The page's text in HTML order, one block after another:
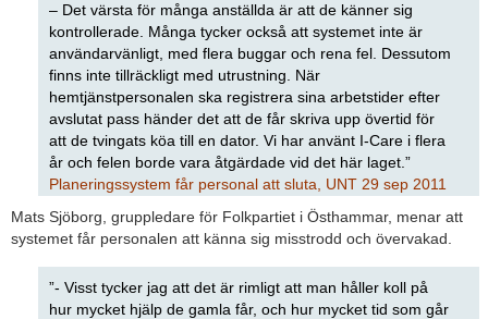
– Det värsta för många anställda är att de känner sig
kontrollerade. Många tycker också att systemet inte är
användarvänligt, med flera buggar och rena fel. Dessutom
finns inte tillräckligt med utrustning. När
hemtjänstpersonalen ska registrera sina arbetstider efter
avslutat pass händer det att de får skriva upp övertid för
att de tvingats köa till en dator. Vi har använt I-Care i flera
år och felen borde vara åtgärdade vid det här laget.”
Planeringssystem får personal att sluta, UNT 29 sep 2011
Mats Sjöborg, gruppledare för Folkpartiet i Östhammar, menar att
systemet får personalen att känna sig misstrodd och övervakad.
”- Visst tycker jag att det är rimligt att man håller koll på
hur mycket hjälp de gamla får, och hur mycket tid som går